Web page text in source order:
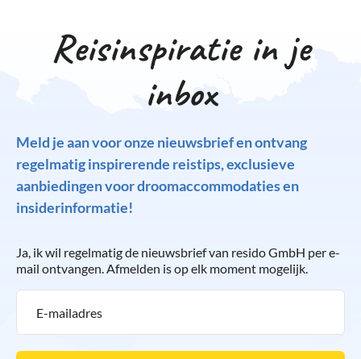
paella eten? Of sta je liever zelf in de keuken? Aan de costa
vind je ook diverse kookworkshops waar je zelf de geheime
kneepjes van het paella koken kunt leren.
Reisinspiratie in je
inbox
Meld je aan voor onze nieuwsbrief en ontvang
regelmatig inspirerende reistips, exclusieve
aanbiedingen voor droomaccommodaties en
insiderinformatie!
Ja, ik wil regelmatig de nieuwsbrief van resido GmbH per e-
mail ontvangen. Afmelden is op elk moment mogelijk.